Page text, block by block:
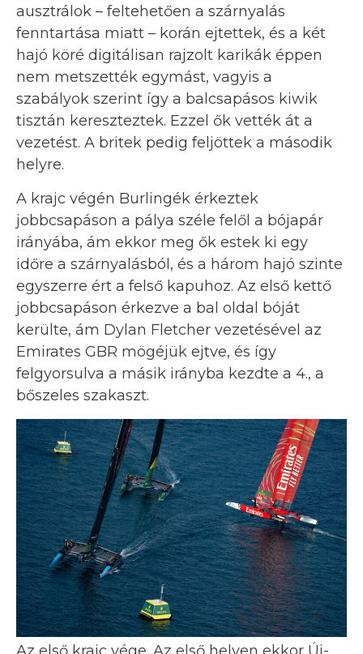
ausztrálok – feltehetően a szárnyalás
fenntartása miatt – korán ejtettek, és a két
hajó köré digitálisan rajzolt karikák éppen
nem metszették egymást, vagyis a
szabályok szerint így a balcsapásos kiwik
tisztán kereszteztek. Ezzel ők vették át a
vezetést. A britek pedig feljöttek a második
helyre.
A krajc végén Burlingék érkeztek
jobbcsapáson a pálya széle felől a bójapár
irányába, ám ekkor meg ők estek ki egy
időre a szárnyalásból, és a három hajó szinte
egyszerre ért a felső kapuhoz. Az első kettő
jobbcsapáson érkezve a bal oldal bóját
kerülte, ám Dylan Fletcher vezetésével az
Emirates GBR mögéjük ejtve, és így
felgyorsulva a másik irányba kezdte a 4., a
bőszeles szakaszt.